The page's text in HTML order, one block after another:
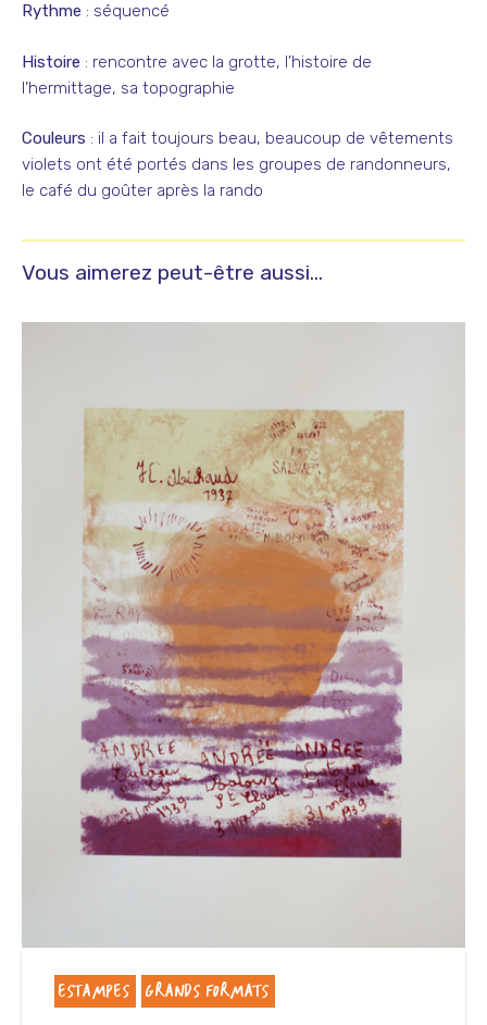
Rythme : séquencé
Histoire : rencontre avec la grotte, l’histoire de
l’hermittage, sa topographie
Couleurs : il a fait toujours beau, beaucoup de vêtements
violets ont été portés dans les groupes de randonneurs,
le café du goûter après la rando
Vous aimerez peut-être aussi…
ESTAMPES GRANDS FORMATS